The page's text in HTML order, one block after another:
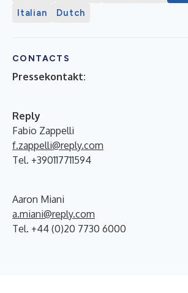
Italian
Dutch
CONTACTS
Pressekontakt:
Reply
Fabio Zappelli
f.zappelli@reply.com
Tel. +390117711594
Aaron Miani
a.miani@reply.com
Tel. +44 (0)20 7730 6000